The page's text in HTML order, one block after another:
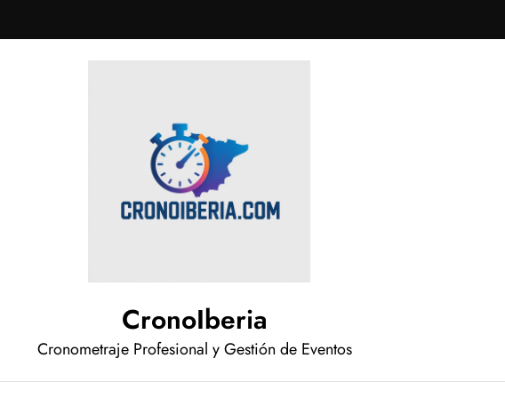
CronoIberia
Cronometraje Profesional y Gestión de Eventos